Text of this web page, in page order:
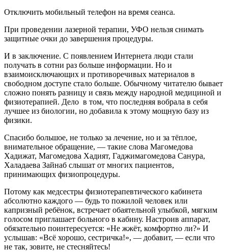
Отключить мобильный телефон на время сеанса.
При проведении лазерной терапии, УФО нельзя снимать
защитные очки до завершения процедуры.
И в заключение. С появлением Интернета люди стали
получать в сотни раз больше информации. Но и
взаимоисключающих и противоречивых материалов в
свободном доступе стало больше. Обычному читателю бывает
сложно понять разницу и связь между народной медициной и
физиотерапией. Дело в том, что последняя вобрала в себя
лучшее из биологии, но добавила к этому мощную базу из
физики.
Спасибо большое, не только за лечение, но и за тёплое,
внимательное обращение, — такие слова Магомедова
Хадижат, Магомедова Хадият, Гаджимагомедова Санура,
Халадаева Зайнаб слышат от многих пациентов,
принимающих физиопроцедуры.
Потому как медсестры физиотерапевтического кабинета
абсолютно каждого — будь то пожилой человек или
капризный ребёнок, встречает обаятельной улыбкой, мягким
голосом приглашает больного в кабину. Настроив аппарат,
обязательно поинтересуется: «Не жжёт, комфортно ли?» И
услышав: «Всё хорошо, сестричка!», — добавит, — если что
не так, зовите, не стесняйтесь!